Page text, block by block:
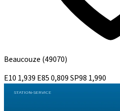
Beaucouze (49070)
E10 1,939 E850,809SP98 1,990